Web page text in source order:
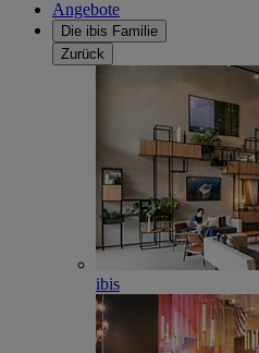
Angebote
Die ibis Familie
Zurück
ibis